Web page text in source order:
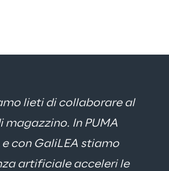
lieti di collaborare al
In PUMA
con GaliLEA stiamo
artificiale acceleri le